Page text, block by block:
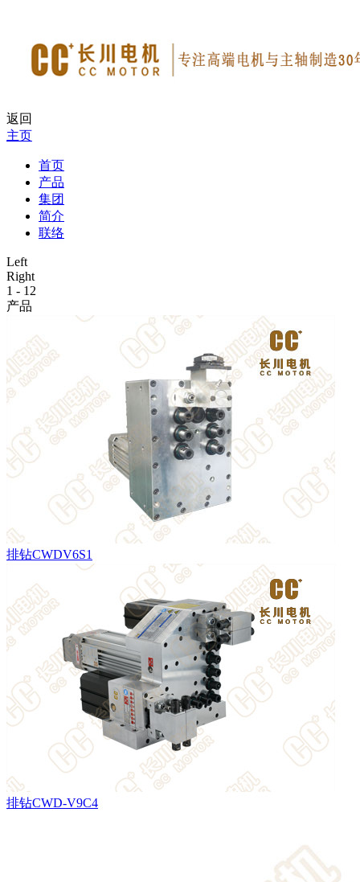
返回
主页
首页
产品
集团
简介
联络
Left
Right
1 - 12
产品
排钻CWDV6S1
排钻CWD-V9C4